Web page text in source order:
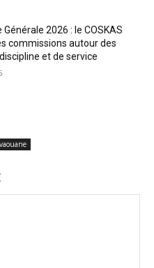
2026 : le COSKAS
commissions autour des
et de service